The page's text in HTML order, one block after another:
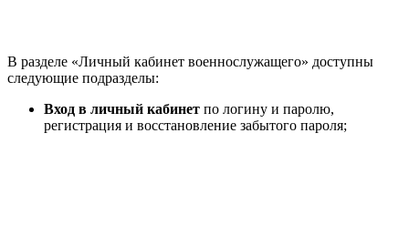
В разделе «Личный кабинет военнослужащего» доступны
следующие подразделы:
Вход в личный кабинет по логину и паролю,
регистрация и восстановление забытого пароля;